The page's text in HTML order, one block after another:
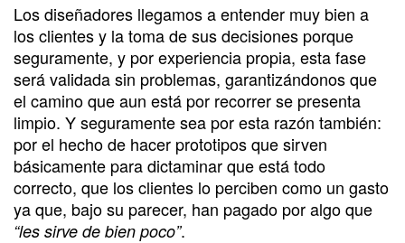
Los diseñadores llegamos a entender muy bien a
los clientes y la toma de sus decisiones porque
seguramente, y por experiencia propia, esta fase
será validada sin problemas, garantizándonos que
el camino que aun está por recorrer se presenta
limpio. Y seguramente sea por esta razón también:
por el hecho de hacer prototipos que sirven
básicamente para dictaminar que está todo
correcto, que los clientes lo perciben como un gasto
ya que, bajo su parecer, han pagado por algo que
“les sirve de bien poco”.